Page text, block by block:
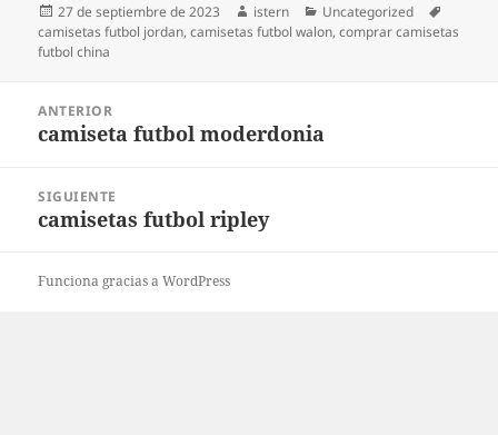
Publicado
el
27 de septiembre de 2023 Autor
istern Categorías
Uncategorized
camisetas futbol jordan,camisetas futbol walon,comprar camisetas
futbol china
entradas
ANTERIOR
Entrada
camiseta futbol moderdonia
SIGUIENTE
Entrada
camisetas futbol ripley
Funciona gracias a WordPress